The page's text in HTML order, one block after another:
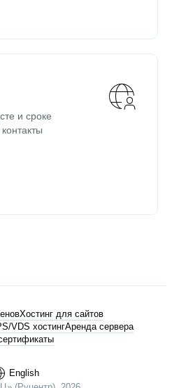
и сроке
English
Хостинг для сайтов
VDS хостингАренда сервера